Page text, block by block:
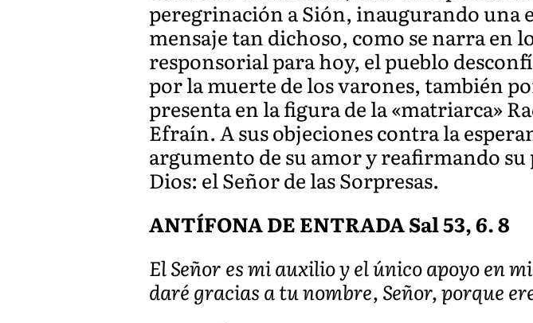
peregrinación a Sión, inaugurando una
mensaje tan dichoso, como se narra en
responsorial para hoy, el pueblo
por la muerte de los varones, también
presenta en la figura de la «matriarca»
Efraín. A sus objeciones contra la
argumento de su amor y reafirmando
Dios: el Señor de las Sorpresas.
ANTÍFONA DE ENTRADA Sal 53, 6. 8
El Señor es mi auxilio y el único apoyo en
daré gracias a tu nombre, Señor, porque